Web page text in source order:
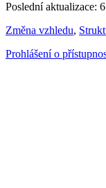
Poslední aktualizace:
Změna vzhledu,
Prohlášení o